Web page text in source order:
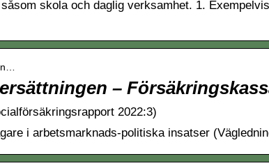
skola och daglig verksamhet. 1.
–
2022:3)
i arbetsmarknads-politiska insatser